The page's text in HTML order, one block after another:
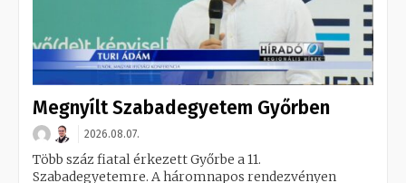
Megnyílt Szabadegyetem Győrben
2026.08.07.
Több száz fiatal érkezett Győrbe a 11.
Szabadegyetemre. A háromnapos rendezvényen